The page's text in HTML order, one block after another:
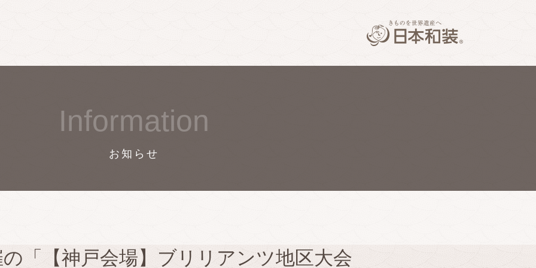
Information
お知らせ
「【神戸会場】ブリリアンツ地区大会